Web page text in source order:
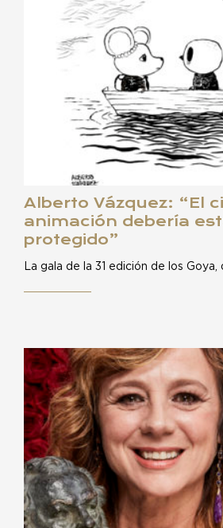
Alberto Vázquez: “El
animación debería
protegido”
La gala de la 31 edición de los Goya,